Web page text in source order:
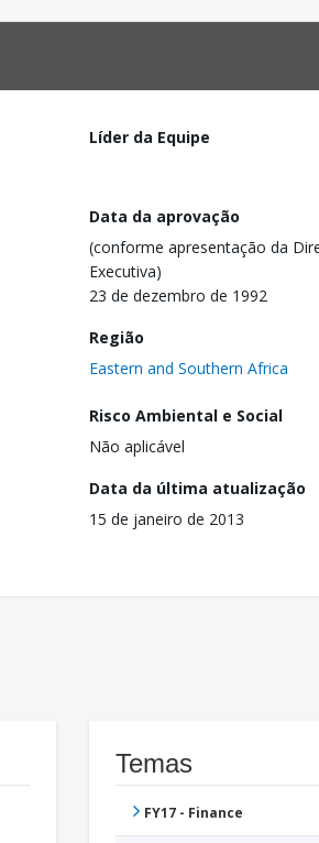
Líder da Equipe
Data da aprovação
(conforme apresentação da
Executiva)
23 de dezembro de 1992
Região
Eastern and Southern Africa
Risco Ambiental e Social
Não aplicável
Data da última atualização
15 de janeiro de 2013
Temas
FY17 - Finance